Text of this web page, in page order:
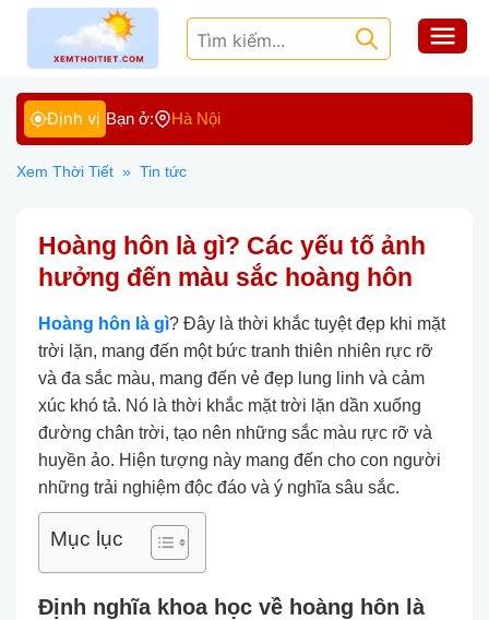
Định vị Bạn ở: Hà Nội
Xem Thời Tiết » Tin tức
Hoàng hôn là gì? Các yếu tố ảnh
hưởng đến màu sắc hoàng hôn
Hoàng hôn là gì? Đây là thời khắc tuyệt đẹp khi mặt
trời lặn, mang đến một bức tranh thiên nhiên rực rỡ
và đa sắc màu, mang đến vẻ đẹp lung linh và cảm
xúc khó tả. Nó là thời khắc mặt trời lặn dần xuống
đường chân trời, tạo nên những sắc màu rực rỡ và
huyền ảo. Hiện tượng này mang đến cho con người
những trải nghiệm độc đáo và ý nghĩa sâu sắc.
Mục lục
Định nghĩa khoa học về hoàng hôn là